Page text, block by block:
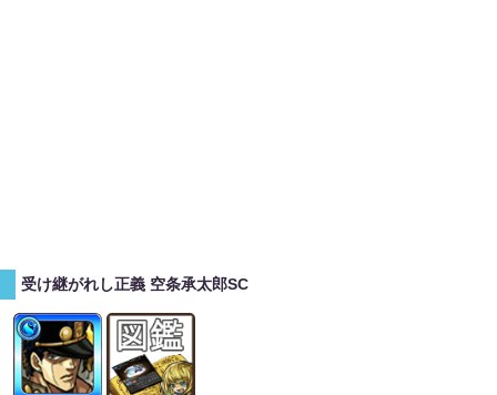
受け継がれし正義 空条承太郎SC